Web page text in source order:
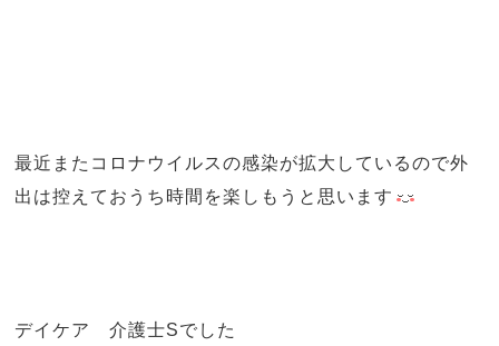
最近またコロナウイルスの感染が拡大しているので外
出は控えておうち時間を楽しもうと思います
デイケア 介護士Sでした